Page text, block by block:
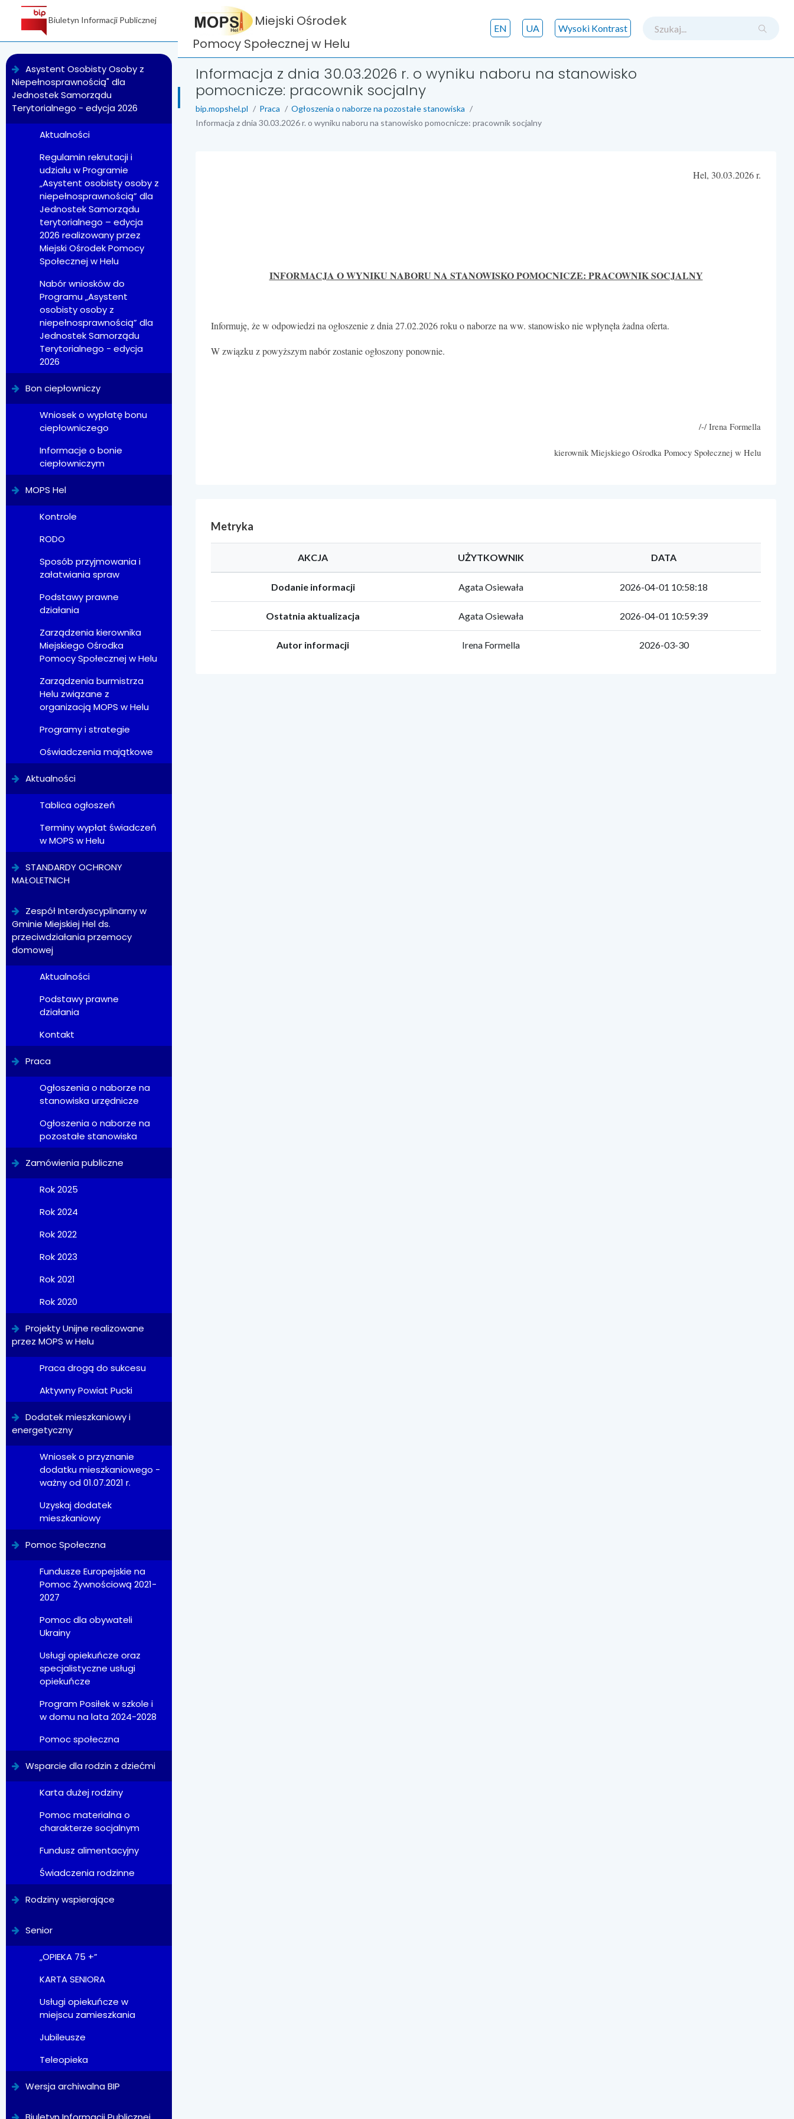
Biuletyn Informacji Publicznej
Asystent Osobisty Osoby z
Niepełnosprawnością" dla
Jednostek Samorządu
Terytorialnego - edycja 2026
Aktualności
Regulamin rekrutacji i
udziału w Programie
„Asystent osobisty osoby z
niepełnosprawnością” dla
Jednostek Samorządu
terytorialnego – edycja
2026 realizowany przez
Miejski Ośrodek Pomocy
Społecznej w Helu
Nabór wniosków do
Programu „Asystent
osobisty osoby z
niepełnosprawnością” dla
Jednostek Samorządu
Terytorialnego - edycja
2026
Bon ciepłowniczy
Wniosek o wypłatę bonu
ciepłowniczego
Informacje o bonie
ciepłowniczym
MOPS Hel
Kontrole
RODO
Sposób przyjmowania i
załatwiania spraw
Podstawy prawne
działania
Zarządzenia kierownika
Miejskiego Ośrodka
Pomocy Społecznej w Helu
Zarządzenia burmistrza
Helu związane z
organizacją MOPS w Helu
Programy i strategie
Oświadczenia majątkowe
Aktualności
Tablica ogłoszeń
Terminy wypłat świadczeń
w MOPS w Helu
STANDARDY OCHRONY
MAŁOLETNICH
Zespół Interdyscyplinarny w
Gminie Miejskiej Hel ds.
przeciwdziałania przemocy
domowej
Aktualności
Podstawy prawne
działania
Kontakt
Praca
Ogłoszenia o naborze na
stanowiska urzędnicze
Ogłoszenia o naborze na
pozostałe stanowiska
Zamówienia publiczne
Rok 2025
Rok 2024
Rok 2022
Rok 2023
Rok 2021
Rok 2020
Projekty Unijne realizowane
przez MOPS w Helu
Praca drogą do sukcesu
Aktywny Powiat Pucki
Dodatek mieszkaniowy i
energetyczny
Wniosek o przyznanie
dodatku mieszkaniowego -
ważny od 01.07.2021 r.
Uzyskaj dodatek
mieszkaniowy
Pomoc Społeczna
Fundusze Europejskie na
Pomoc Żywnościową 2021-
2027
Pomoc dla obywateli
Ukrainy
Usługi opiekuńcze oraz
specjalistyczne usługi
opiekuńcze
Program Posiłek w szkole i
w domu na lata 2024-2028
Pomoc społeczna
Wsparcie dla rodzin z dziećmi
Karta dużej rodziny
Pomoc materialna o
charakterze socjalnym
Fundusz alimentacyjny
Świadczenia rodzinne
Rodziny wspierające
Senior
„OPIEKA 75 +”
KARTA SENIORA
Usługi opiekuńcze w
miejscu zamieszkania
Jubileusze
Teleopieka
Wersja archiwalna BIP
Miejski Ośrodek
Pomocy Społecznej w Helu
Wysoki Kontrast
UA
EN
Informacja z dnia 30.03.2026 r. o wyniku naboru na stanowisko
pomocnicze: pracownik socjalny
bip.mopshel.pl Praca
Ogłoszenia o naborze na pozostałe stanowiska
Informacja z dnia 30.03.2026 r. o wyniku naboru na stanowisko pomocnicze: pracownik socjalny
Hel, 30.03.2026 r.
INFORMACJA O WYNIKU NABORU NA STANOWISKO POMOCNICZE: PRACOWNIK SOCJALNY
Informuję, że w odpowiedzi na ogłoszenie z dnia 27.02.2026 roku o naborze na ww. stanowisko nie wpłynęła żadna oferta.
W związku z powyższym nabór zostanie ogłoszony ponownie.
/-/ Irena Formella
kierownik Miejskiego Ośrodka Pomocy Społecznej w Helu
Metryka
AKCJA UŻYTKOWNIK DATA
Dodanie informacji Agata Osiewała 2026-04-01 10:58:18
Ostatnia aktualizacja Agata Osiewała 2026-04-01 10:59:39
Autor informacji Irena Formella 2026-03-30